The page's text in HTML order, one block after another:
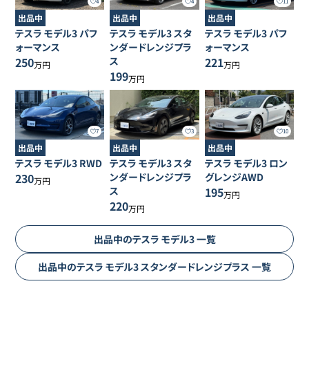
出品中
テスラ モデル3 パフ
ォーマンス
250万円
出品中
テスラ モデル3スタ
ンダードレンジプラ
ス
199万円
出品中
テスラ モデル3 パフ
ォーマンス
221万円
7
出品中
テスラ モデル3 RWD
230万円
3
出品中
テスラ モデル3スタ
ンダードレンジプラ
ス
220万円
10
出品中
テスラ モデル3 ロン
グレンジAWD
195万円
出品中のテスラ モデル3一覧
出品中のテスラ モデル3スタンダードレンジプラス 一覧